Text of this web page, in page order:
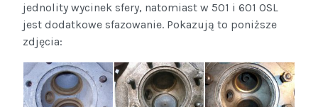
jednolity wycinek sfery, natomiast w 501 i 601 OSL
jest dodatkowe sfazowanie. Pokazują to poniższe
zdjęcia: